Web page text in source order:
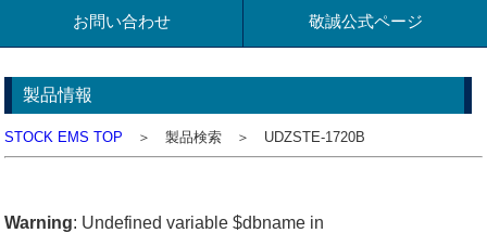
お問い合わせ 敬誠公式ページ
製品情報
STOCK EMS TOP ＞ 製品検索 ＞ UDZSTE-1720B
Warning: Undefined variable $dbname in